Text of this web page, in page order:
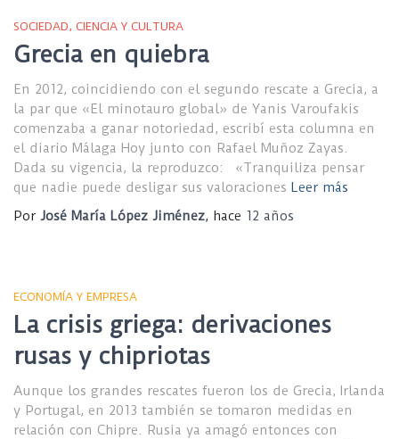
SOCIEDAD, CIENCIA Y CULTURA
Grecia en quiebra
En 2012, coincidiendo con el segundo rescate a Grecia, a
la par que «El minotauro global» de Yanis Varoufakis
comenzaba a ganar notoriedad, escribí esta columna en
el diario Málaga Hoy junto con Rafael Muñoz Zayas.
Dada su vigencia, la reproduzco: «Tranquiliza pensar
que nadie puede desligar sus valoraciones Leer más
Por José María López Jiménez, hace 12 años
ECONOMÍA Y EMPRESA
La crisis griega: derivaciones
rusas y chipriotas
Aunque los grandes rescates fueron los de Grecia, Irlanda
y Portugal, en 2013 también se tomaron medidas en
relación con Chipre. Rusia ya amagó entonces con